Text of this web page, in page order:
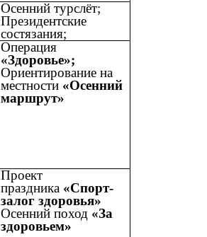
Осенний турслёт;
Президентские
состязания;
Операция
«Здоровье»;
Ориентирование на
местности «Осенний
маршрут»
Проект
праздника «Спорт-
залог здоровья»
Осенний поход «За
здоровьем»